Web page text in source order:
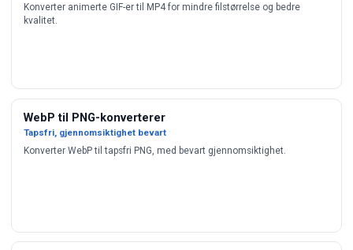
Konverter animerte GIF-er til MP4 for mindre filstørrelse og bedre
kvalitet.
WebP til PNG-konverterer
Tapsfri, gjennomsiktighet bevart
Konverter WebP til tapsfri PNG, med bevart gjennomsiktighet.